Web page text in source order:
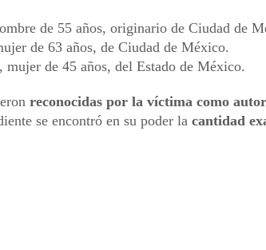
de 55 años, originario de Ciudad de
de 63 años, de Ciudad de México.
, mujer de 45 años, del Estado de México.
reconocidas por la víctima como
se encontró en su poder la cantidad